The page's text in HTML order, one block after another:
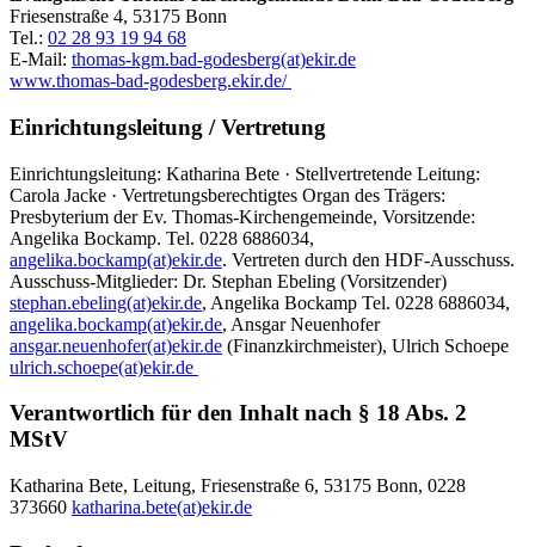
Friesenstraße 4, 53175 Bonn
Tel.: 02 28 93 19 94 68
E-Mail: thomas-kgm.bad-godesberg(at)ekir.de
www.thomas-bad-godesberg.ekir.de/
Einrichtungsleitung / Vertretung
Einrichtungsleitung: Katharina Bete · Stellvertretende Leitung:
Carola Jacke · Vertretungsberechtigtes Organ des Trägers:
Presbyterium der Ev. Thomas-Kirchengemeinde, Vorsitzende:
Angelika Bockamp. Tel. 0228 6886034,
angelika.bockamp(at)ekir.de. Vertreten durch den HDF-Ausschuss.
Ausschuss-Mitglieder: Dr. Stephan Ebeling (Vorsitzender)
stephan.ebeling(at)ekir.de, Angelika Bockamp Tel. 0228 6886034,
angelika.bockamp(at)ekir.de, Ansgar Neuenhofer
ansgar.neuenhofer(at)ekir.de (Finanzkirchmeister), Ulrich Schoepe
ulrich.schoepe(at)ekir.de
Verantwortlich für den Inhalt nach § 18 Abs. 2
MStV
Katharina Bete, Leitung, Friesenstraße 6, 53175 Bonn, 0228
373660 katharina.bete(at)ekir.de